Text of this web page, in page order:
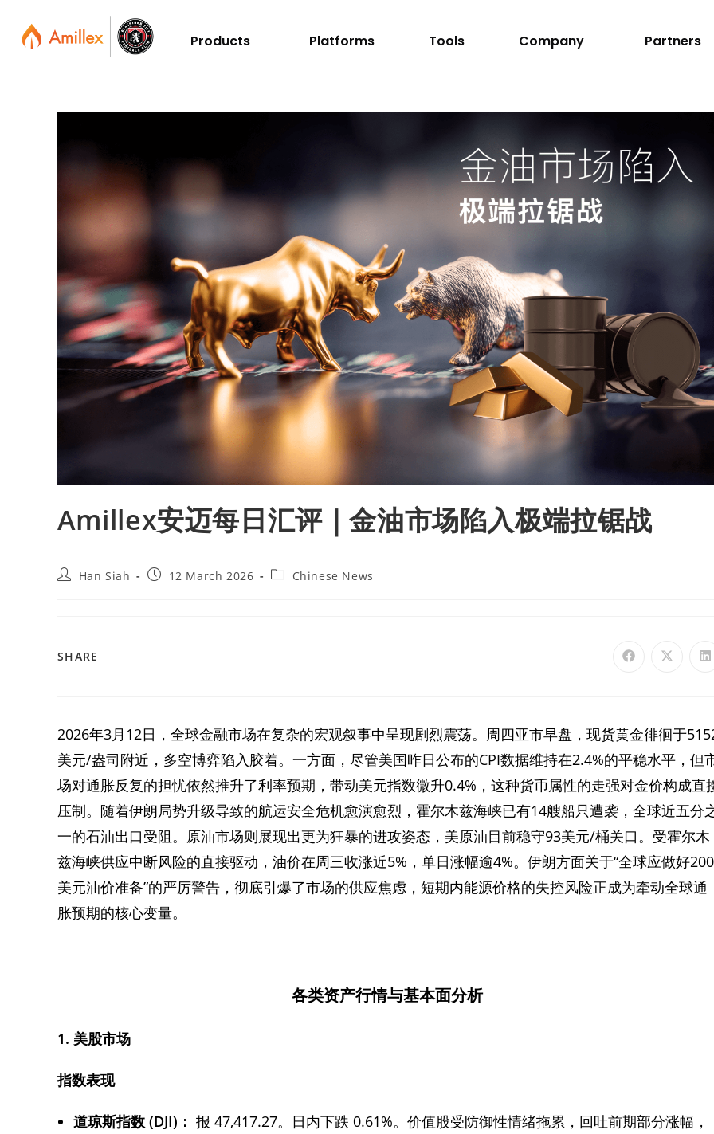
Products Platforms Tools Company Partners
Amillex安迈每日汇评｜金油市场陷入极端拉锯战
Han Siah 12 March 2026 Chinese News
SHARE
2026年3月12日，全球金融市场在复杂的宏观叙事中呈现剧烈震荡。周四亚市早盘，现货黄金徘徊于
美元/盎司附近，多空博弈陷入胶着。一方面，尽管美国昨日公布的CPI数据维持在2.4%的平稳水平，但
场对通胀反复的担忧依然推升了利率预期，带动美元指数微升0.4%，这种货币属性的走强对金价构成直
压制。随着伊朗局势升级导致的航运安全危机愈演愈烈，霍尔木兹海峡已有14艘船只遭袭，全球近五分
一的石油出口受阻。原油市场则展现出更为狂暴的进攻姿态，美原油目前稳守93美元/桶关口。受霍尔木
兹海峡供应中断风险的直接驱动，油价在周三收涨近5%，单日涨幅逾4%。伊朗方面关于“全球应做好200
美元油价准备”的严厉警告，彻底引爆了市场的供应焦虑，短期内能源价格的失控风险正成为牵动全球通
胀预期的核心变量。
各类资产行情与基本面分析
1. 美股市场
指数表现
道琼斯指数 (DJI)： 报 47,417.27。日内下跌 0.61%。价值股受防御性情绪拖累，回吐前期部分涨幅，